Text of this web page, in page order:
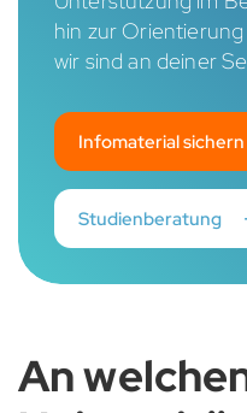
hin zur
wir sind an deiner
Infomaterial sichern
Studienberatung
An